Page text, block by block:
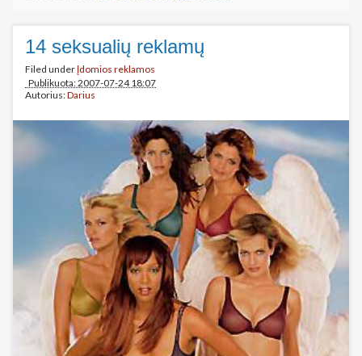
14 seksualių reklamų
Filed under Įdomios reklamos
Publikuota: 2007-07-24 18:07
Autorius:Darius